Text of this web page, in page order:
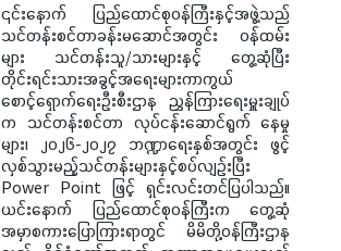
၎င်းနောက် ပြည်ထောင်စုဝန်ကြီးနှင့်အဖွဲ့သည်
သင်တန်းစင်တာခန်းမဆောင်အတွင်း ဝန်ထမ်း
များ သင်တန်းသူ/သားများနှင့် တွေ့ဆုံပြီး
တိုင်းရင်းသားအခွင့်အရေးများကာကွယ်
စောင့်ရှောက်ရေးဦးစီးဌာန ညွှန်ကြားရေးမှူးချုပ်
က သင်တန်းစင်တာ လုပ်ငန်းဆောင်ရွက် နေမှု
များ၊ ၂၀၂၆-၂၀၂၇ ဘဏ္ဍာရေးနှစ်အတွင်း ဖွင့်
လှစ်သွားမည့်သင်တန်းများနှင့်စပ်လျဉ်းပြီး
Power Point ဖြင့် ရှင်းလင်းတင်ပြပါသည်။
ယင်းနောက် ပြည်ထောင်စုဝန်ကြီးက တွေ့ဆုံ
အမှာစကားပြောကြားရာတွင် မိမိတို့ဝန်ကြီးဌာန